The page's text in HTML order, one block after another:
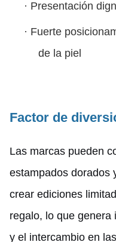
· Presentación
· Fuerte
de la piel
Factor de
Las marcas pueden
estampados dorados
crear ediciones
regalo, lo que genera
y el intercambio en